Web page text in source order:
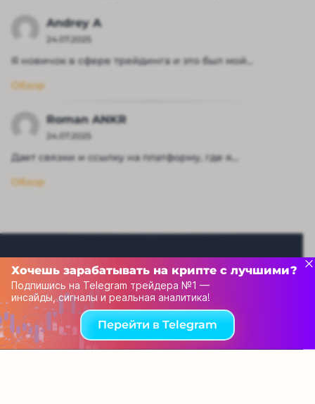
Andrey A
24.07.2025
Я новичок в сфере трейдинга и это был мой...
Обзор
Roman ANKR
24.07.2025
Дает связки и ссылку на платформу, где я...
Обзор
Рейтинг капперов
Связаться с нами
Хочешь зарабатывать на крипте с лучшими?
Подпишись на Telegram трейдера №1 —
инсайды, сигналы и реальная аналитика!
Перейти в Telegram